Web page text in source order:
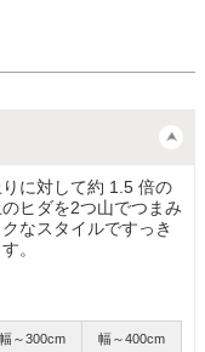
に対して約 1.5 倍の
ヒダを2つ山でつまみ
なスタイルですっき
。
幅～300cm 幅～400cm